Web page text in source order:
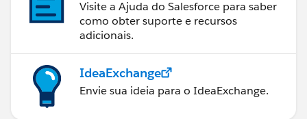
Visite a Ajuda do Salesforce para saber
como obter suporte e recursos
adicionais.
IdeaExchange
Envie sua ideia para o IdeaExchange.